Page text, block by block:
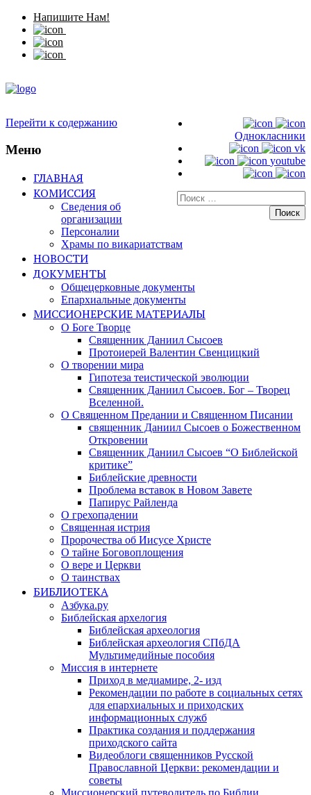
Напишите Нам!
Однокласники
vk
youtube
Искать:
Перейти к содержанию
Меню
ГЛАВНАЯ
КОМИССИЯ
Сведения об
организации
Персоналии
Храмы по викариатствам
НОВОСТИ
ДОКУМЕНТЫ
Общецерковные документы
Епархиальные документы
МИССИОНЕРСКИЕ МАТЕРИАЛЫ
О Боге Творце
Священник Даниил Сысоев
Протоиерей Валентин Свенцицкий
О творении мира
Гипотеза теистической эволюции
Священник Даниил Сысоев. Бог – Творец
Вселенной.
О Священном Предании и Священном Писании
священник Даниил Сысоев о Божественном
Откровении
Священник Даниил Сысоев “О Библейской
критике”
Библейские древности
Проблема вставок в Новом Завете
Папирус Райленда
О грехопадении
Священная истрия
Пророчества об Иисусе Христе
О тайне Боговоплощения
О вере и Церкви
О таинствах
БИБЛИОТЕКА
Азбука.ру
Библейская архелогия
Библейская археология
Библейская археология СПбДА
Мультимедийные пособия
Миссия в интернете
Приход в медиамире, 2- изд
Рекомендации по работе в социальных сетях
для епархиальных и приходских
информационных служб
Практика создания и поддержания
приходского сайта
Видеоблоги священников Русской
Православной Церкви: рекомендации и
советы